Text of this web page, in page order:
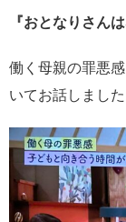
『おとなりさん
働く母親の罪悪
いてお話しました